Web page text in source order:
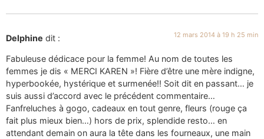
Delphine dit : 12 mars 2014 à 19 h 25 min
Fabuleuse dédicace pour la femme! Au nom de toutes les
femmes je dis « MERCI KAREN »! Fière d’être une mère indigne,
hyperbookée, hystérique et surmenée!! Soit dit en passant… je
suis aussi d’accord avec le précédent commentaire…
Fanfreluches à gogo, cadeaux en tout genre, fleurs (rouge ça
fait plus mieux bien…) hors de prix, splendide resto… en
attendant demain on aura la tête dans les fourneaux, une main